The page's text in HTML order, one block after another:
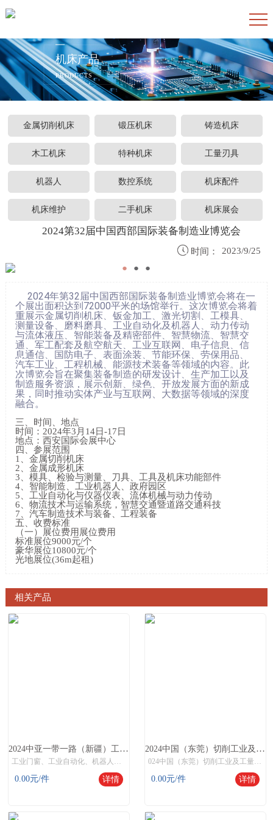
机床产品
PRODUCTS
金属切削机床 锻压机床 铸造机床
木工机床 特种机床 工量刃具
机器人 数控系统 机床配件
机床维护 二手机床 机床展会
2024第32届中国西部国际装备制造业博览会
 时间：
2023/9/25
●
● ●
2024年第32届中国西部国际装备制造业博览会将在一
个展出面积达到72000平米的场馆举行。这次博览会将着
重展示金属切削机床、钣金加工、激光切割、工模具、
测量设备、磨料磨具、工业自动化及机器人、动力传动
与流体液压、智能装备及精密部件、智慧物流、智慧交
通、军工配套及航空航天、工业互联网、电子信息、信
息通信、国防电子、表面涂装、节能环保、劳保用品、
汽车工业、工程机械、能源技术装备等领域的内容。此
次博览会旨在聚集装备制造的研发设计、生产加工以及
制造服务资源，展示创新、绿色、开放发展方面的新成
果，同时推动实体产业与互联网、大数据等领域的深度
融合。
三、时间、地点
时间：2024年3月14日-17日
地点：西安国际会展中心
四、参展范围
1、金属切削机床
2、金属成形机床
3、模具、检验与测量、刀具、工具及机床功能部件
4、智能制造、工业机器人、政府园区
5、工业自动化与仪器仪表、流体机械与动力传动
6、物流技术与运输系统，智慧交通暨道路交通科技
7、汽车制造技术与装备、工程装备
五、收费标准
（一）展位费用展位费用
标准展位9000元/个
豪华展位10800元/个
光地展位(36m起租)
相关产品
2024中亚一带一路（新疆）工业博览会
0.00元/件 详情
2024中国（东莞）切削工业及工量刃具博览会
0.00元/件 详情